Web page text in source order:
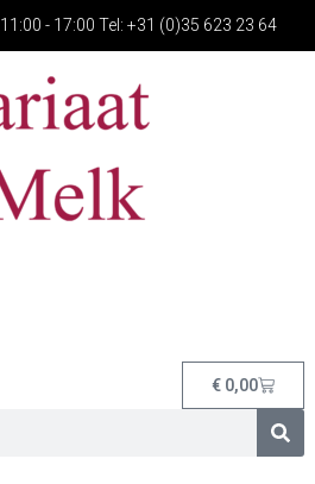
11:00 - 17:00 Tel: +31 (0)35 623 23 64
€ 0,00